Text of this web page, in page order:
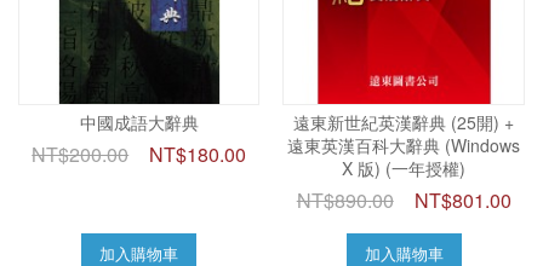
中國成語大辭典
NT$200.00 NT$180.00
加入購物車
遠東新世紀英漢辭典 (25開) +
遠東英漢百科大辭典 (Windows
X 版) (一年授權)
NT$890.00 NT$801.00
加入購物車